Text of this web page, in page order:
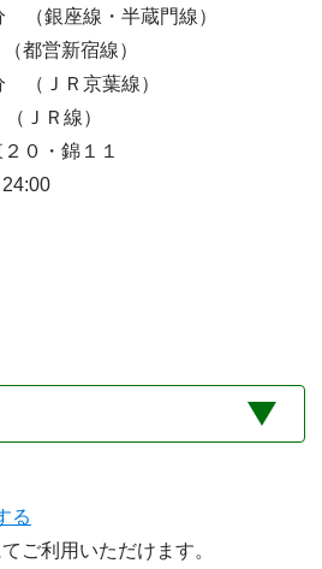
（銀座線・半蔵門線）
都営新宿線）
（ＪＲ京葉線）
ＪＲ線）
０・錦１１
る
ご利用いただけます。